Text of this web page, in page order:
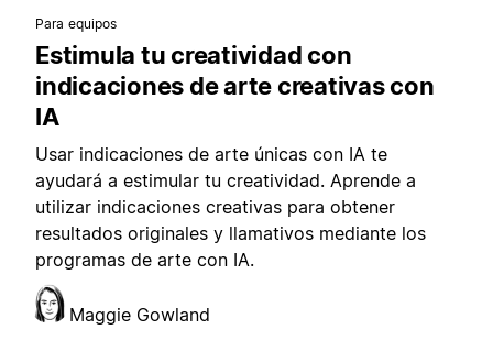
Para equipos
Estimula tu creatividad con
indicaciones de arte creativas con
IA
Usar indicaciones de arte únicas con IA te
ayudará a estimular tu creatividad. Aprende a
utilizar indicaciones creativas para obtener
resultados originales y llamativos mediante los
programas de arte con IA.
Maggie Gowland